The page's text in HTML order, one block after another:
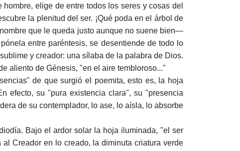
elige de entre todos los seres y cosas del
la plenitud del ser. ¡Qué poda en el árbol de
que le queda justo aunque no suene bien—
entre paréntesis, se desentiende de todo lo
y creador: una sílaba de la palabra de Dios.
aliento de Génesis, "en el aire tembloroso..."
de que surgió el poemita, esto es, la hoja
efecto, su "pura existencia clara", su "presencia
de su contemplador, lo ase, lo aísla, lo absorbe
Bajo el ardor solar la hoja iluminada, "el ser
Creador en lo creado, la diminuta criatura verde